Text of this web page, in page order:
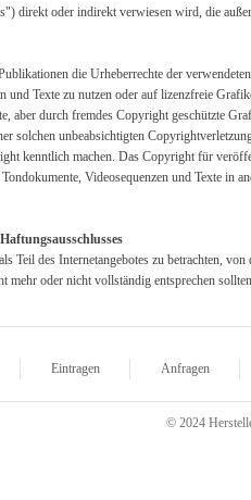
direkt oder indirekt verwiesen wird, die
die Urheberrechte der
und Texte zu nutzen oder auf lizenzfreie
aber durch fremdes Copyright geschützte
solchen unbeabsichtigten
kenntlich machen. Das Copyright für
Videosequenzen und Texte in
Teil des Internetangebotes zu betrachten,
mehr oder nicht vollständig entsprechen
Eintragen Anfragen
© 2024